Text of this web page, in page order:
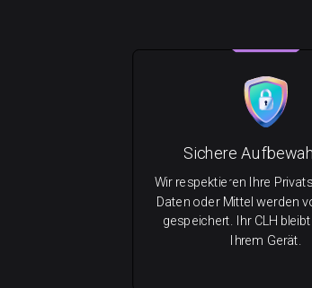
Sichere
Wir respektieren Ihre
Daten oder Mittel werden
gespeichert. Ihr CLH
Ihrem Gerät.